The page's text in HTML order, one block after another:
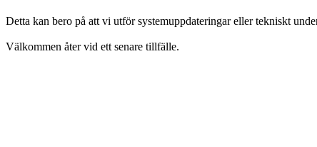
Detta kan bero på att vi utför systemuppdateringar eller tekniskt
Välkommen åter vid ett senare tillfälle.